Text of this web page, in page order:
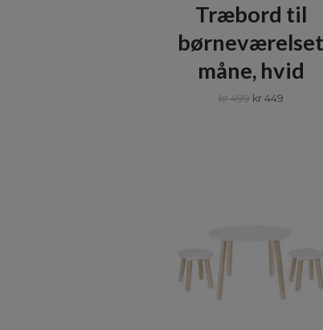
Træbord til
børneværelset
måne, hvid
kr 499 kr 449